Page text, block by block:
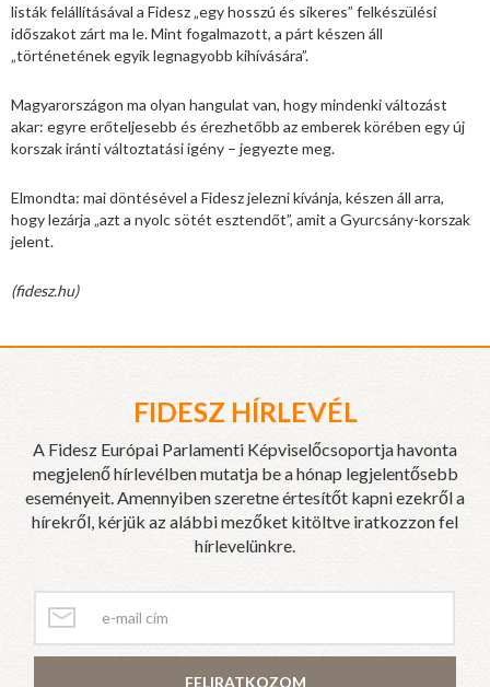
listák felállításával a Fidesz „egy hosszú és sikeres” felkészülési
időszakot zárt ma le. Mint fogalmazott, a párt készen áll
„történetének egyik legnagyobb kihívására”.
Magyarországon ma olyan hangulat van, hogy mindenki változást
akar: egyre erőteljesebb és érezhetőbb az emberek körében egy új
korszak iránti változtatási igény – jegyezte meg.
Elmondta: mai döntésével a Fidesz jelezni kívánja, készen áll arra,
hogy lezárja „azt a nyolc sötét esztendőt”, amit a Gyurcsány-korszak
jelent.
(fidesz.hu)
FIDESZ HÍRLEVÉL
A Fidesz Európai Parlamenti Képviselőcsoportja havonta
megjelenő hírlevélben mutatja be a hónap legjelentősebb
eseményeit. Amennyiben szeretne értesítőt kapni ezekről a
hírekről, kérjük az alábbi mezőket kitöltve iratkozzon fel
hírlevelünkre.
FELIRATKOZOM